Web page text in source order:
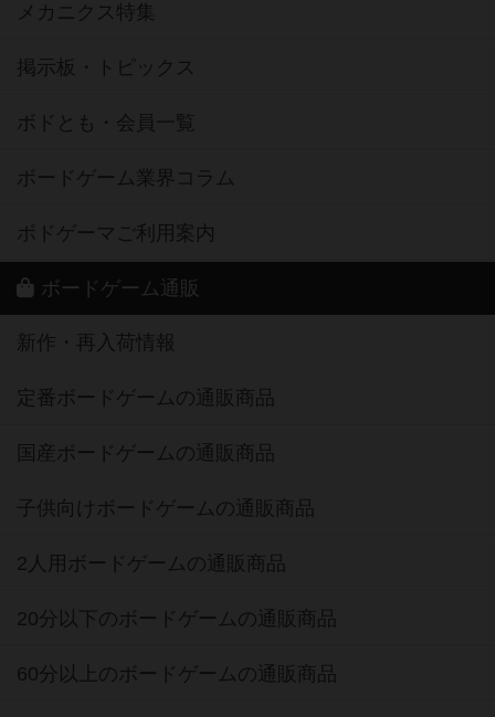
メカニクス特集
掲示板・トピックス
ボドとも・会員一覧
ボードゲーム業界コラム
ボドゲーマご利用案内
ボードゲーム通販
新作・再入荷情報
定番ボードゲームの通販商品
国産ボードゲームの通販商品
子供向けボードゲームの通販商品
2人用ボードゲームの通販商品
20分以下のボードゲームの通販商品
60分以上のボードゲームの通販商品